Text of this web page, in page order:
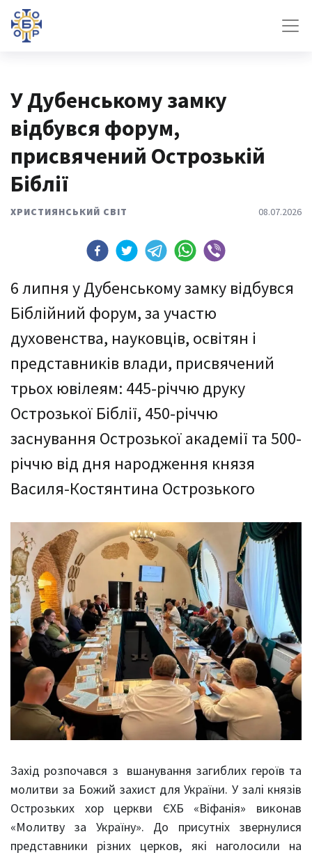
У Дубенському замку
відбувся форум,
присвячений Острозькій
Біблії
ХРИСТИЯНСЬКИЙ СВІТ 08.07.2026
6 липня у Дубенському замку відбувся
Біблійний форум, за участю
духовенства, науковців, освітян і
представників влади, присвячений
трьох ювілеям: 445-річчю друку
Острозької Біблії, 450-річчю
заснування Острозької академії та 500-
річчю від дня народження князя
Василя-Костянтина Острозького
Захід розпочався з вшанування загиблих героїв та
молитви за Божий захист для України. У залі князів
Острозьких хор церкви ЄХБ «Віфанія» виконав
«Молитву за Україну». До присутніх звернулися
представники різних церков, які наголосили на